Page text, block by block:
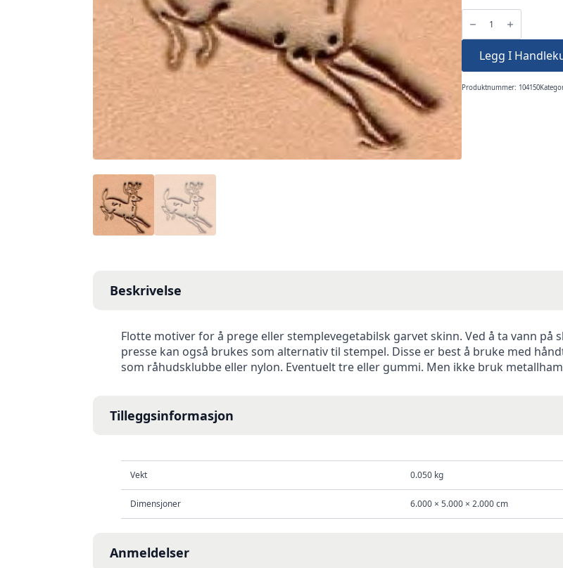
3D-
8287
Hjortemotiv
Legg I
Produktnummer: 104150
Beskrivelse
Flotte motiver for å prege eller stemplevegetabilsk garvet skinn. Ved å ta vann på
presse kan også brukes som alternativ til stempel. Disse er best å bruke med
som råhudsklubbe eller nylon. Eventuelt tre eller gummi. Men ikke bruk
Tilleggsinformasjon
Vekt 0.050 kg
Dimensjoner 6.000 × 5.000 × 2.000 cm
Anmeldelser